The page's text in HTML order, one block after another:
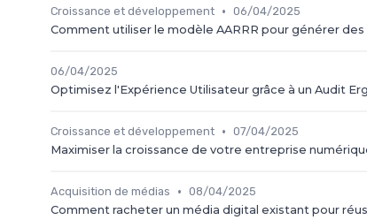
Croissance et développement • 06/04/2025
Comment utiliser le modèle AARRR pour générer
06/04/2025
Optimisez l'Expérience Utilisateur grâce à un Audit
Croissance et développement • 07/04/2025
Maximiser la croissance de votre entreprise
Acquisition de médias • 08/04/2025
Comment racheter un média digital existant pour